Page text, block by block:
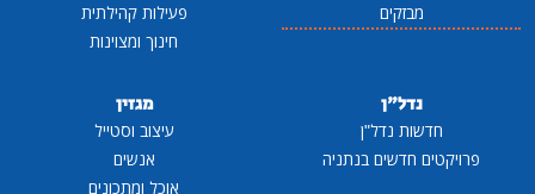
מבזקים
פעילות קהילתית
חינוך ומצוינות
נדל"ן
חדשות נדל"ן
פרויקטים חדשים בנתניה
מגזין
עיצוב וסטייל
אנשים
אוכל ומתכונים